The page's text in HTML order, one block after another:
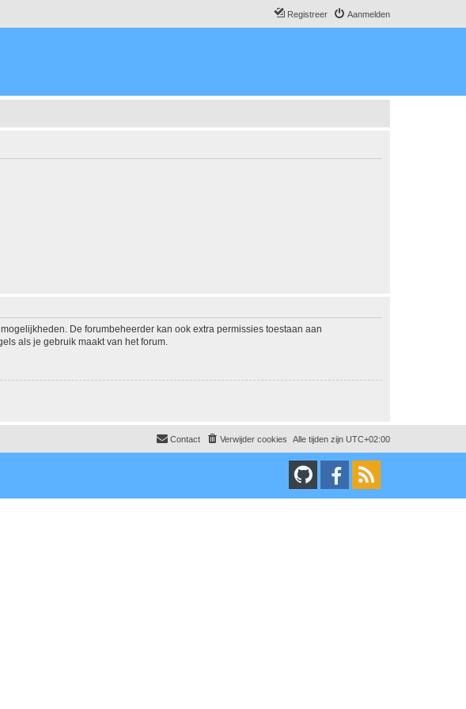
Aanmelden
Registreer
De forumbeheerder kan ook extra permissies toestaan aan
als je gebruik maakt van het forum.
Alle tijden zijn UTC+02:00
Verwijder cookies
Contact